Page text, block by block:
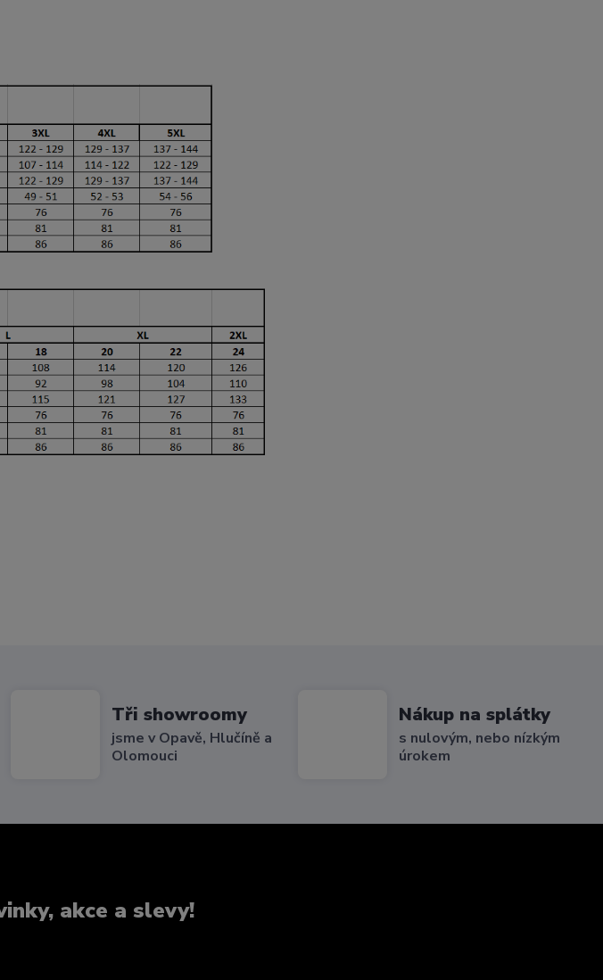
Tři showroomy
jsme v Opavě, Hlučíně a
Olomouci
Nákup na splátky
s nulovým, nebo nízkým
úrokem
akce a slevy!